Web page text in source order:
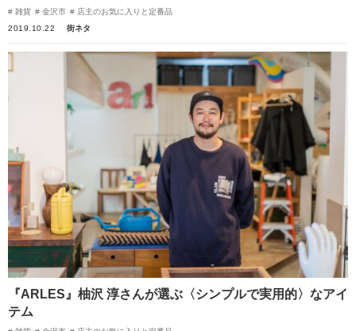
雑貨 金沢市
店主のお気に入りと定番品
2019.10.22
街ネタ
『ARLES』柚沢 淳さんが選ぶ〈シンプルで実用的〉なアイ
テム